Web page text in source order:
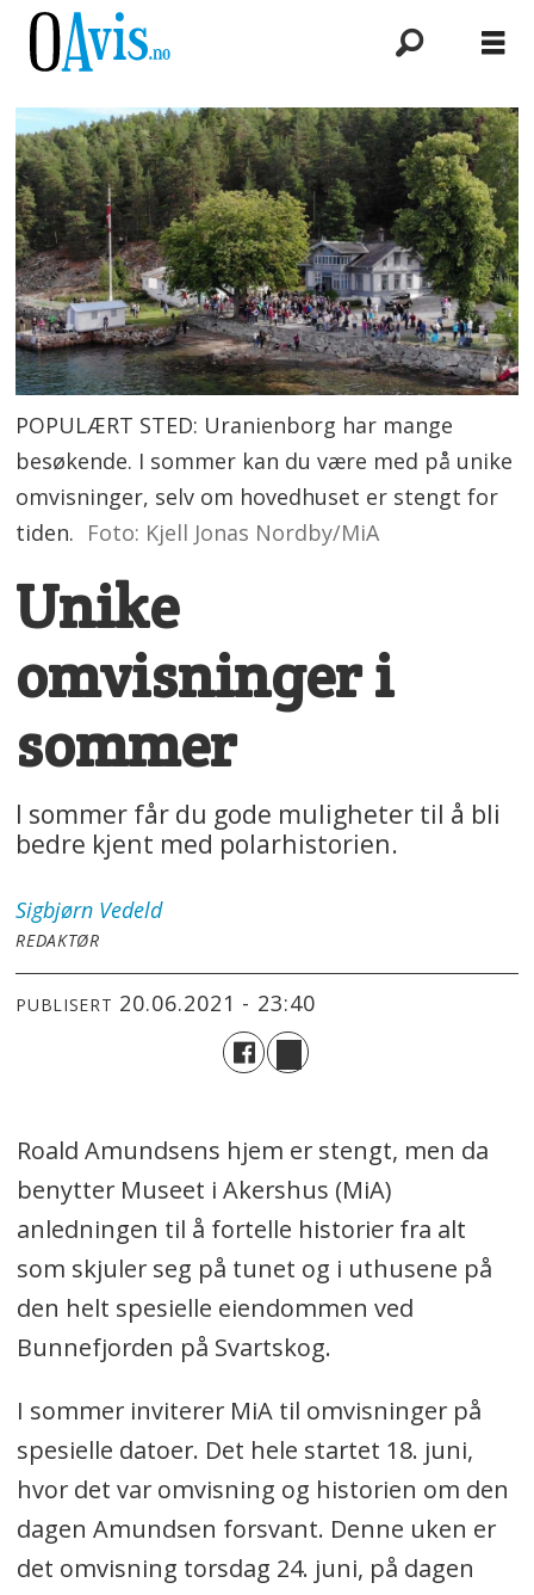
POPULÆRT STED: Uranienborg har mange
besøkende. I sommer kan du være med på unike
omvisninger, selv om hovedhuset er stengt for
tiden. Foto: Kjell Jonas Nordby/MiA
Unike
omvisninger i
sommer
I sommer får du gode muligheter til å bli
bedre kjent med polarhistorien.
Sigbjørn Vedeld
REDAKTØR
PUBLISERT 20.06.2021 - 23:40
Roald Amundsens hjem er stengt, men da
benytter Museet i Akershus (MiA)
anledningen til å fortelle historier fra alt
som skjuler seg på tunet og i uthusene på
den helt spesielle eiendommen ved
Bunnefjorden på Svartskog.
I sommer inviterer MiA til omvisninger på
spesielle datoer. Det hele startet 18. juni,
hvor det var omvisning og historien om den
dagen Amundsen forsvant. Denne uken er
det omvisning torsdag 24. juni, på dagen